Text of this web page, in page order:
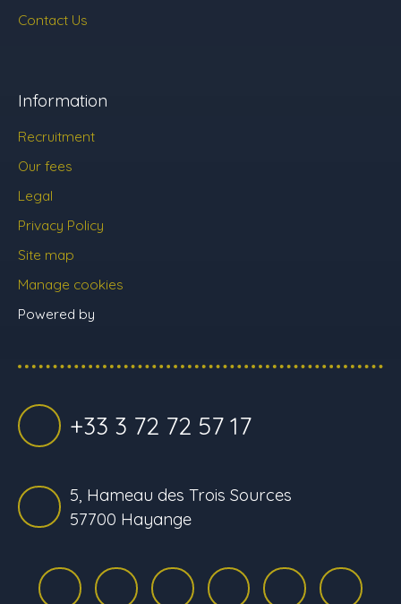
Contact Us
Information
Recruitment
Our fees
Legal
Privacy Policy
Site map
Manage cookies
Powered by
+33 3 72 72 57 17
5, Hameau des Trois Sources
57700 Hayange